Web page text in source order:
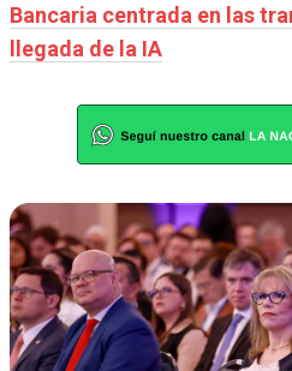
Bancaria centrada en las
llegada de la IA